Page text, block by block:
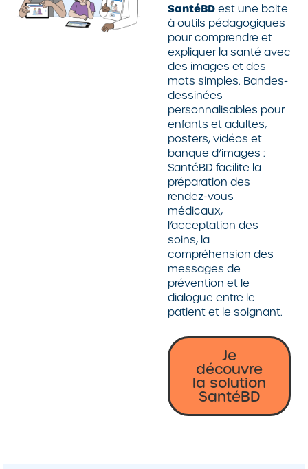
SantéBDest une boite
à outils pédagogiques
pour comprendre et
expliquer la santé avec
des images et des
mots simples. Bandes-
dessinées
personnalisables pour
enfants et adultes,
posters, vidéos et
banque d’images :
SantéBD facilite la
préparation des
rendez-vous
médicaux,
l’acceptation des
soins, la
compréhension des
messages de
prévention et le
dialogue entre le
patient et le soignant.
Je
découvre
la solution
SantéBD